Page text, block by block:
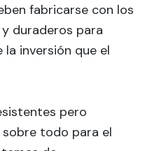
fabricarse con los
duraderos para
inversión que el
pero
todo para el